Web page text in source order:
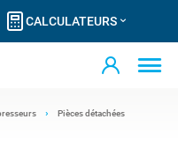
CALCULATEURS
Pièces détachées